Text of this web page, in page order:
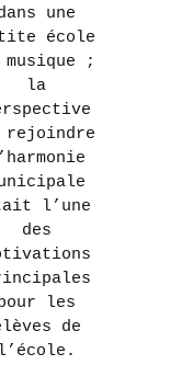
une
école
musique ;
la
rejoindre
l’une
des
les
de
l’école.